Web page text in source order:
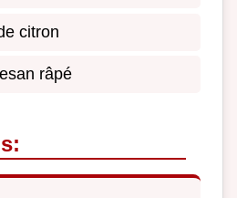
citron
râpé